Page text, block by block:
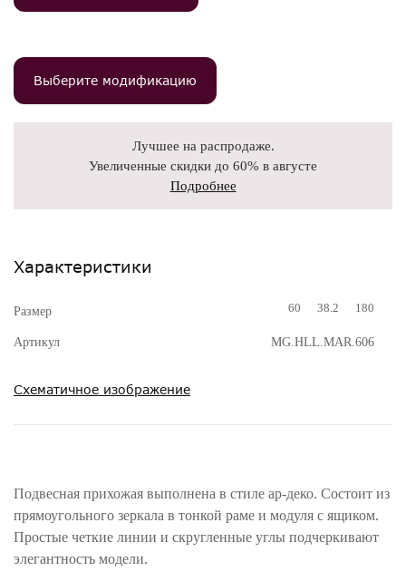
Выберите модификацию
Лучшее на распродаже.
Увеличенные скидки до 60% в августе
Подробнее
Характеристики
Размер 60 38.2 180
Артикул MG.HLL.MAR.606
Схематичное изображение
Подвесная прихожая выполнена в стиле ар-деко. Состоит из
прямоугольного зеркала в тонкой раме и модуля с ящиком.
Простые четкие линии и скругленные углы подчеркивают
элегантность модели.